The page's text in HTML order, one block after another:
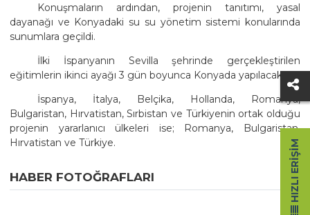
Konuşmaların ardından, projenin tanıtımı, yasal
dayanağı ve Konyadaki su su yönetim sistemi konularında
sunumlara geçildi.
İlki İspanyanın Sevilla şehrinde gerçekleştirilen
eğitimlerin ikinci ayağı 3 gün boyunca Konyada yapılacak.
İspanya, İtalya, Belçika, Hollanda, Romanya,
Bulgaristan, Hırvatistan, Sırbistan ve Türkiyenin ortak olduğu
projenin yararlanıcı ülkeleri ise; Romanya, Bulgaristan,
Hırvatistan ve Türkiye.
HABER FOTOĞRAFLARI HIZLI ERIŞIM